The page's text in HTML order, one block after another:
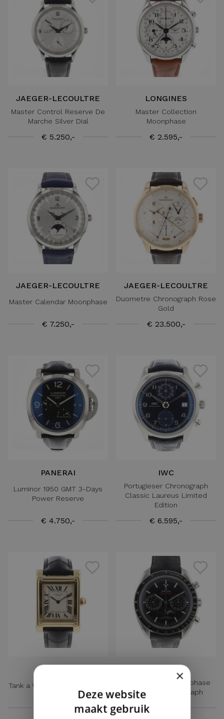
JAEGER-LECOULTRE
Master Control Reserve De
Marche Silver Dial
€ 5.250,-
LONGINES
Master Collection
Moonphase
€ 2.595,-
JAEGER-LECOULTRE
Master Calendar Moonphase
€ 7.250,-
JAEGER-LECOULTRE
Duometre Chronograph Rose
Gold
€ 23.500,-
PANERAI
Luminor 1950 GMT 3-Days
Power Reserve
€ 4.750,-
IWC
Portugieser Chronograph
Classic Laureus Limited
Edition
€ 6.595,-
Tank a Vis Privee Yellow Gold
€ 15.250,-
Speedmaster Moonphase
Co-Axial Chronograph
×
Deze website
maakt gebruik